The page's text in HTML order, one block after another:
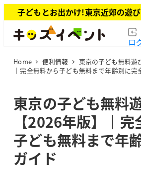
イ
子どもとお出かけ!東京近郊の遊
ロ
Home 便利情報
東京の子ども無料遊
｜完全無料から子ども無料まで年齢別に完
東京の子ども無料
【2026年版】｜
子ども無料まで年
ガイド